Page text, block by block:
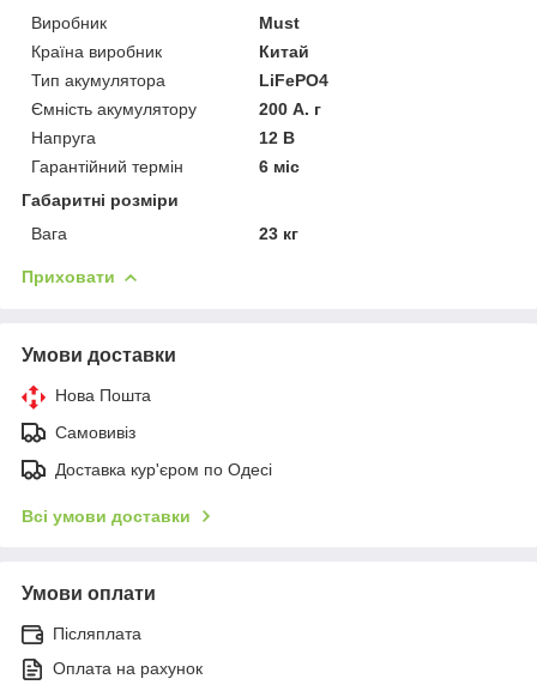
Виробник
Must
Країна виробник
Китай
Тип акумулятора
LiFePO4
Ємність акумулятору
200 А. г
Напруга
12 В
Гарантійний термін
6 міс
Габаритні розміри
Вага
23 кг
Приховати
Умови доставки
Нова Пошта
Самовивіз
Доставка кур'єром по Одесі
Всі умови доставки
Умови оплати
Післяплата
Оплата на рахунок